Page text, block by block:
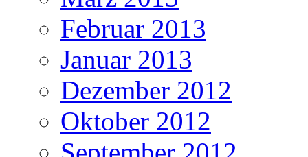
Februar 2013
Januar 2013
Dezember 2012
Oktober 2012